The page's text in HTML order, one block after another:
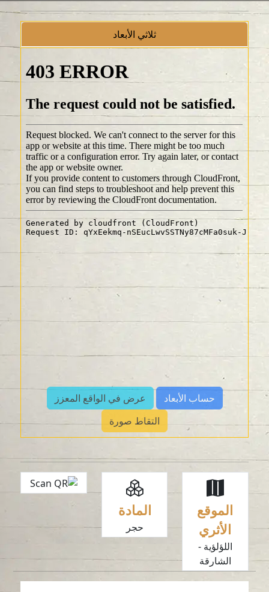
ثلاثي الأبعاد
حساب الأبعاد
عرض في الواقع المعزز
التقاط صورة
الموقع
الأثري
اللؤلؤية -
الشارقة
المادة
حجر